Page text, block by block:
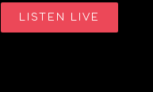
LISTEN LIVE